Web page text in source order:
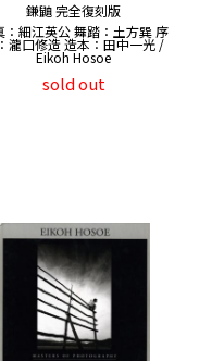
鎌鼬 完全復刻版
：細江英公 舞踏：土方巽 序
瀧口修造 造本：田中一光 /
Eikoh Hosoe
sold out